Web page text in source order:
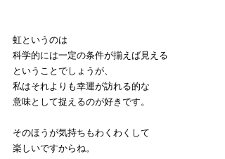
虹というのは
科学的には一定の条件が揃えば見える
ということでしょうが、
私はそれよりも幸運が訪れる的な
意味として捉えるのが好きです。
そのほうが気持ちもわくわくして
楽しいですからね。